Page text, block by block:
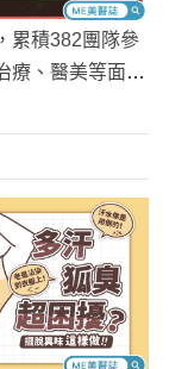
累積382團隊參
療、醫美等面